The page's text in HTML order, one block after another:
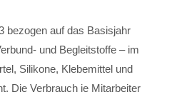
bezogen auf das Basisjahr
und Begleitstoffe – im
Silikone, Klebemittel und
Die Verbrauch je Mitarbeiter